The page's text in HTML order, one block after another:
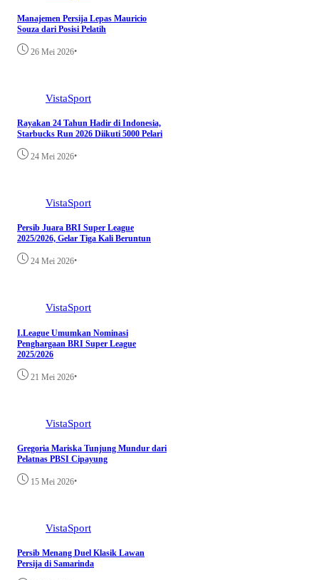
Manajemen Persija Lepas Mauricio
Souza dari Posisi Pelatih
26 Mei 2026•
VistaSport
Rayakan 24 Tahun Hadir di Indonesia,
Starbucks Run 2026 Diikuti 5000 Pelari
24 Mei 2026•
VistaSport
Persib Juara BRI Super League
2025/2026, Gelar Tiga Kali Beruntun
24 Mei 2026•
VistaSport
I.League Umumkan Nominasi
Penghargaan BRI Super League
2025/2026
21 Mei 2026•
VistaSport
Gregoria Mariska Tunjung Mundur dari
Pelatnas PBSI Cipayung
15 Mei 2026•
VistaSport
Persib Menang Duel Klasik Lawan
Persija di Samarinda